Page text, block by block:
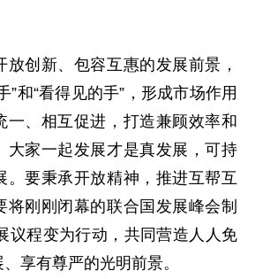
创新、包容互惠的发展前景，
”和“看得见的手”，形成市场作用
一、相互促进，打造兼顾效率和
大家一起发展才是真发展，可持
。要秉承开放精神，推进互帮互
将刚刚闭幕的联合国发展峰会制
议程变为行动，共同营造人人免
享有尊严的光明前景。